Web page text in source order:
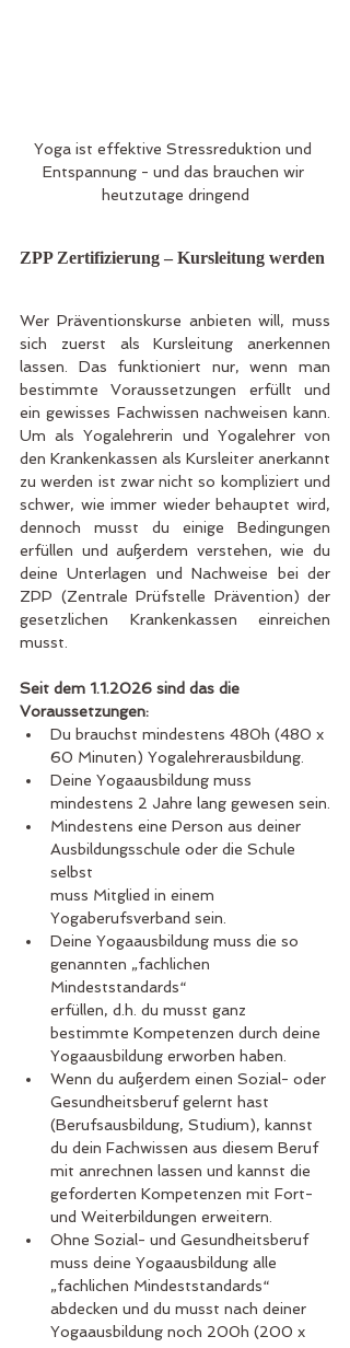
Yoga ist effektive Stressreduktion und
Entspannung - und das brauchen wir
heutzutage dringend
ZPP Zertifizierung – Kursleitung werden
Wer Präventionskurse anbieten will, muss
sich zuerst als Kursleitung anerkennen
lassen. Das funktioniert nur, wenn man
bestimmte Voraussetzungen erfüllt und
ein gewisses Fachwissen nachweisen kann.
Um als Yogalehrerin und Yogalehrer von
den Krankenkassen als Kursleiter anerkannt
zu werden ist zwar nicht so kompliziert und
schwer, wie immer wieder behauptet wird,
dennoch musst du einige Bedingungen
erfüllen und außerdem verstehen, wie du
deine Unterlagen und Nachweise bei der
ZPP (Zentrale Prüfstelle Prävention) der
gesetzlichen Krankenkassen einreichen
musst.
Seit dem 1.1.2026 sind das die
Voraussetzungen:
Du brauchst mindestens 480h (480 x
60 Minuten) Yogalehrerausbildung.
Deine Yogaausbildung muss
mindestens 2 Jahre lang gewesen sein.
Mindestens eine Person aus deiner
Ausbildungsschule oder die Schule
selbst
muss Mitglied in einem
Yogaberufsverband sein.
Deine Yogaausbildung muss die so
genannten „fachlichen
Mindeststandards“
erfüllen, d.h. du musst ganz
bestimmte Kompetenzen durch deine
Yogaausbildung erworben haben.
Wenn du außerdem einen Sozial- oder
Gesundheitsberuf gelernt hast
(Berufsausbildung, Studium), kannst
du dein Fachwissen aus diesem Beruf
mit anrechnen lassen und kannst die
geforderten Kompetenzen mit Fort-
und Weiterbildungen erweitern.
Ohne Sozial- und Gesundheitsberuf
muss deine Yogaausbildung alle
„fachlichen Mindeststandards“
abdecken und du musst nach deiner
Yogaausbildung noch 200h (200 x